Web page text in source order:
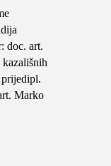
doc. art.
Marko